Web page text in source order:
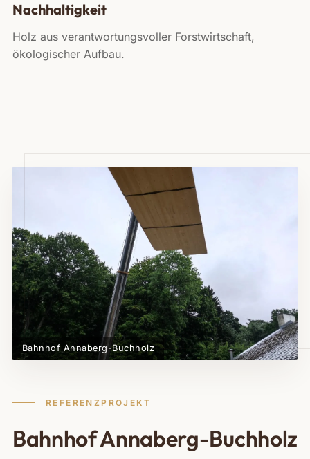
Nachhaltigkeit
Holz aus verantwortungsvoller Forstwirtschaft,
ökologischer Aufbau.
REFERENZPROJEKT
Bahnhof Annaberg-Buchholz
Bahnhof Annaberg-Buchholz